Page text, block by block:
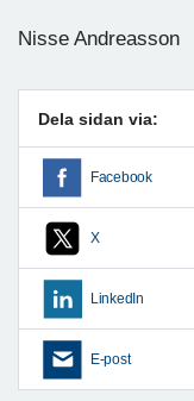
Nisse Andreasson
Dela sidan via:
Facebook
X
LinkedIn
E-post